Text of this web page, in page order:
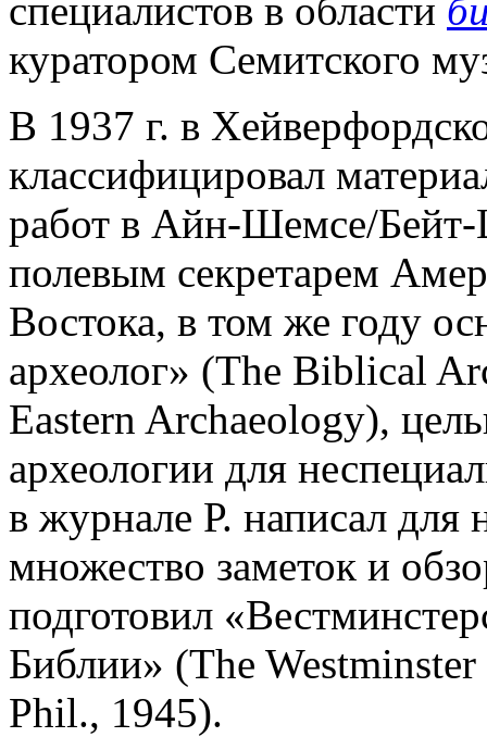
специалистов в области
куратором Семитского
В 1937 г. в
классифицировал
работ в Айн-Шемсе/
полевым секретарем
Востока, в том же году
археолог» (The Biblical
Eastern Archaeology),
археологии для
в журнале Р. написал для
множество заметок и
подготовил
Библии» (The
Phil., 1945).